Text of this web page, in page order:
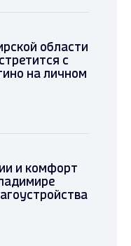
области
с
на личном
и комфорт